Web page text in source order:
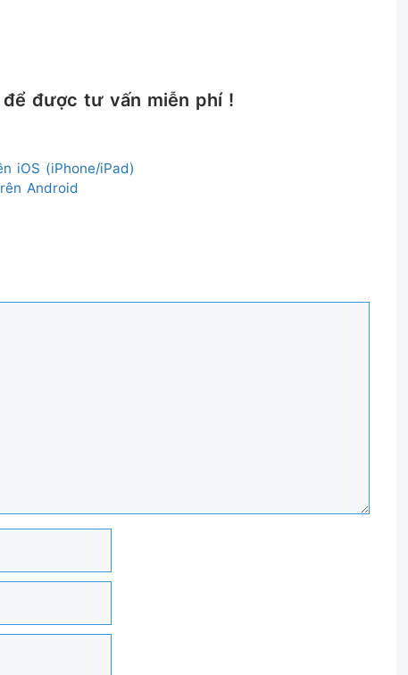
để được tư vấn miễn phí !
iOS (iPhone/iPad)
Android